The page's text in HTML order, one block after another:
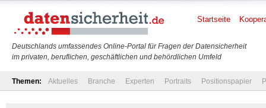
Deutschlands umfassendes Online-Portal für Fragen der Datensicherheit
im privaten, beruflichen, geschäftlichen und behördlichen Umfeld
Startseite
Themen: Aktuelles Branche Experten Portraits Positionspapier